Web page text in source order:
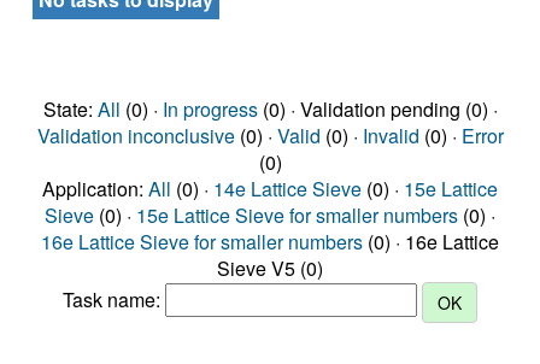
State: All (0) · In progress(0) · Validation pending (0) ·
Validation inconclusive(0) · Valid (0) · Invalid (0) · Error
(0)
Application: All (0) · 14e Lattice Sieve (0) · 15e Lattice
Sieve (0) · 15e Lattice Sieve for smaller numbers (0) ·
16e Lattice Sieve for smaller numbers (0) · 16e Lattice
Sieve V5 (0)
Task name: